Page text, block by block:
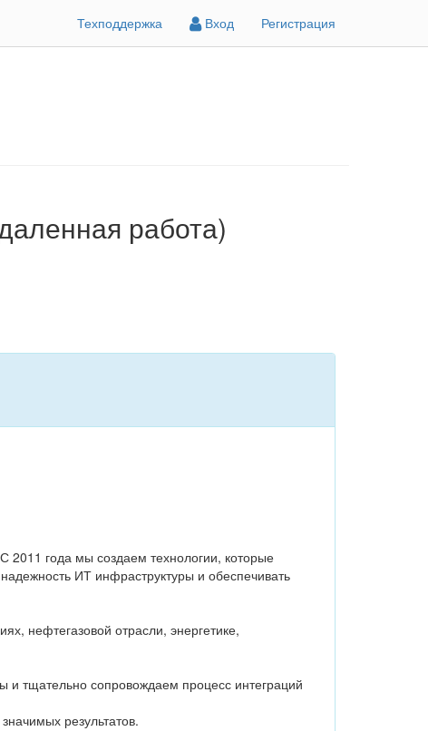
Техподдержка Вход Регистрация
работа)
2011 года мы создаем технологии, которые
ИТ инфраструктуры и обеспечивать
нефтегазовой отрасли, энергетике,
тщательно сопровождаем процесс интеграций
результатов.